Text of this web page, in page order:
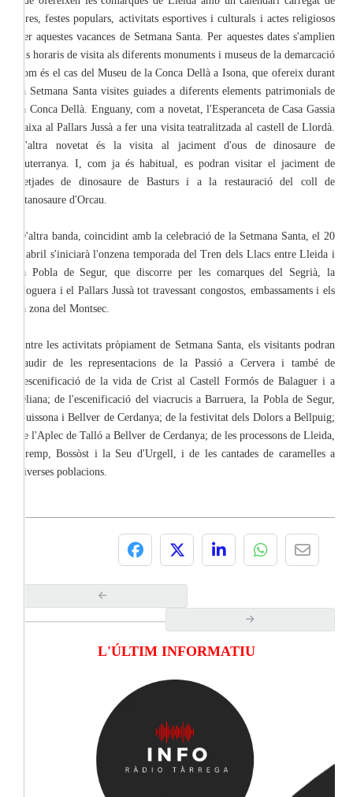
fires, festes populars, activitats esportives i culturals i actes religiosos
per aquestes vacances de Setmana Santa. Per aquestes dates s'amplien
els horaris de visita als diferents monuments i museus de la demarcació
com és el cas del Museu de la Conca Dellà a Isona, que ofereix durant
la Setmana Santa visites guiades a diferents elements patrimonials de
la Conca Dellà. Enguany, com a novetat, l'Esperanceta de Casa Gassia
baixa al Pallars Jussà a fer una visita teatralitzada al castell de Llordà.
L'altra novetat és la visita al jaciment d'ous de dinosaure de
Suterranya. I, com ja és habitual, es podran visitar el jaciment de
petjades de dinosaure de Basturs i a la restauració del coll de
titanosaure d'Orcau.
D'altra banda, coincidint amb la celebració de la Setmana Santa, el 20
d'abril s'iniciarà l'onzena temporada del Tren dels Llacs entre Lleida i
la Pobla de Segur, que discorre per les comarques del Segrià, la
Noguera i el Pallars Jussà tot travessant congostos, embassaments i els
la zona del Montsec.
Entre les activitats pròpiament de Setmana Santa, els visitants podran
gaudir de les representacions de la Passió a Cervera i també de
l'escenificació de la vida de Crist al Castell Formós de Balaguer i a
Oliana; de l'escenificació del viacrucis a Barruera, la Pobla de Segur,
Guissona i Bellver de Cerdanya; de la festivitat dels Dolors a Bellpuig;
de l'Aplec de Talló a Bellver de Cerdanya; de les processons de Lleida,
Tremp, Bossòst i la Seu d'Urgell, i de les cantades de caramelles a
diverses poblacions.
L'ÚLTIM INFORMATIU